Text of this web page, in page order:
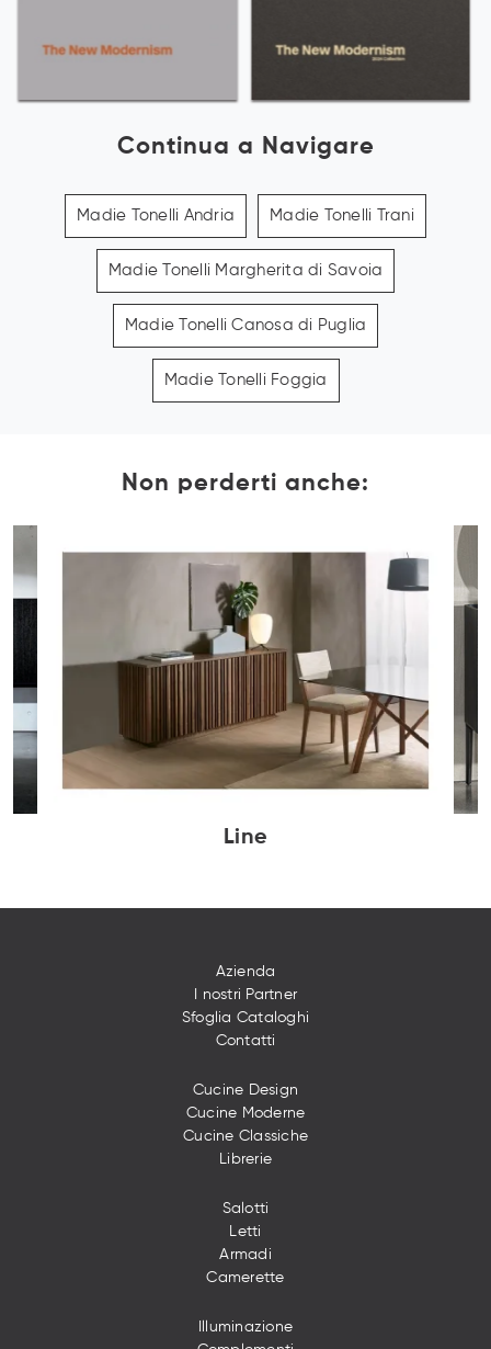
Continua a Navigare
Madie Tonelli Andria Madie Tonelli Trani
Madie Tonelli Margherita di Savoia
Madie Tonelli Canosa di Puglia
Madie Tonelli Foggia
Non perderti anche:
Line
Azienda
I nostri Partner
Sfoglia Cataloghi
Contatti
Cucine Design
Cucine Moderne
Cucine Classiche
Librerie
Salotti
Letti
Armadi
Camerette
Illuminazione